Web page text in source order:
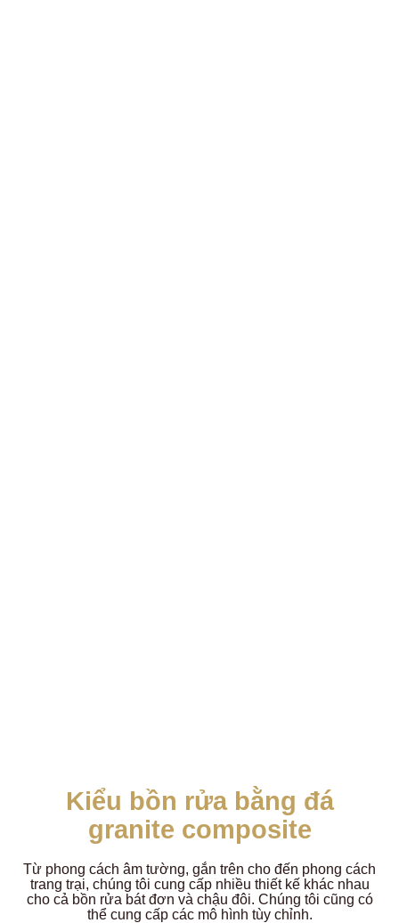
Kiểu bồn rửa bằng đá
granite composite
Từ phong cách âm tường, gắn trên cho đến phong cách
trang trại, chúng tôi cung cấp nhiều thiết kế khác nhau
cho cả bồn rửa bát đơn và chậu đôi. Chúng tôi cũng có
thể cung cấp các mô hình tùy chỉnh.